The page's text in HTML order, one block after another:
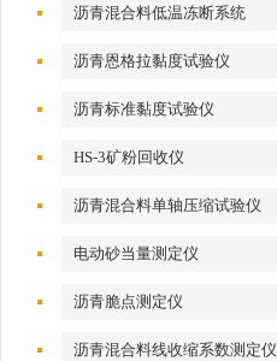
沥青混合料低温冻断系统
沥青恩格拉黏度试验仪
沥青标准黏度试验仪
HS-3矿粉回收仪
沥青混合料单轴压缩试验仪
电动砂当量测定仪
沥青脆点测定仪
沥青混合料线收缩系数测定仪